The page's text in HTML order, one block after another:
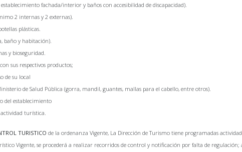
fachada/interior y baños con accesibilidad de discapacidad).
2 internas y 2 externas).
plásticas.
baño y habitación).
y bioseguridad.
sus respectivos productos;
de su local
de Salud Pública (gorra, mandil, guantes, mallas para el cabello, entre otros).
del establecimiento
turística.
TURISTICO de la ordenanza Vigente, La Dirección de Turismo tiene programadas
Vigente, se procederá a realizar recorridos de control y notificación por falta de